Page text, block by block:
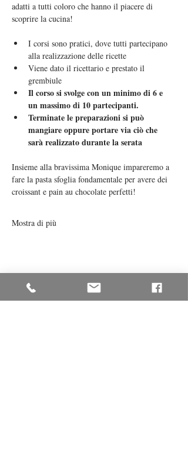
adatti a tutti coloro che hanno il piacere di
scoprire la cucina!
I corsi sono pratici, dove tutti partecipano
alla realizzazione delle ricette
Viene dato il ricettario e prestato il
grembiule
Il corso si svolge con un minimo di 6 e
un massimo di 10 partecipanti.
Terminate le preparazioni si può
mangiare oppure portare via ciò che
sarà realizzato durante la serata
Insieme alla bravissima Monique impareremo a
fare la pasta sfoglia fondamentale per avere dei
croissant e pain au chocolate perfetti!
Mostra di più
Condividi questo evento